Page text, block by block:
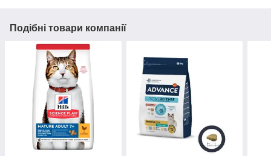
Подібні товари компанії